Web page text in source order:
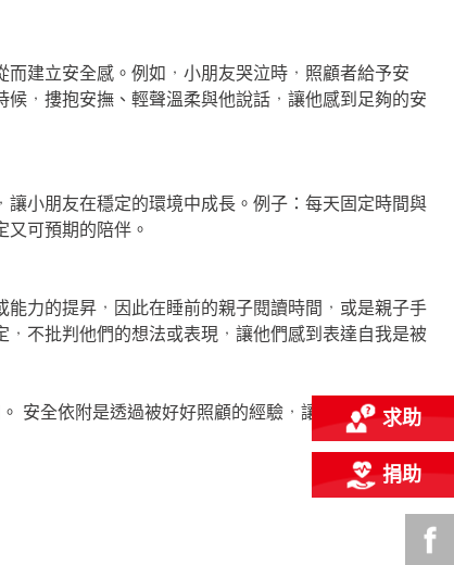
建立安全感。例如，小朋友哭泣時，照顧者給予安
，摟抱安撫、輕聲溫柔與他說話，讓他感到足夠的安
小朋友在穩定的環境中成長。例子：每天固定時間與
可預期的陪伴。
力的提昇，因此在睡前的親子閱讀時間，或是親子手
不批判他們的想法或表現，讓他們感到表達自我是被
安全依附是透過被好好照顧的經驗，讓孩子日後有足
求助
捐助